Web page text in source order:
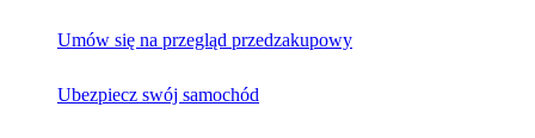
Umów się na przegląd przedzakupowy
Ubezpiecz swój samochód